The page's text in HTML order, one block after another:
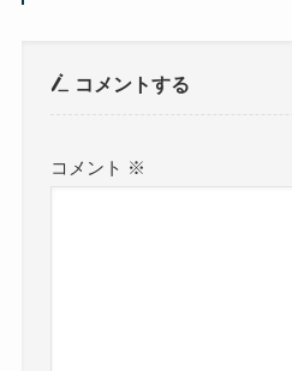
コメントする
コメント ※